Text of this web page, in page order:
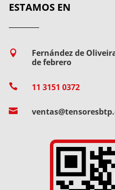
ESTAMOS EN

Fernández de
de febrero
 11 3151 0372
